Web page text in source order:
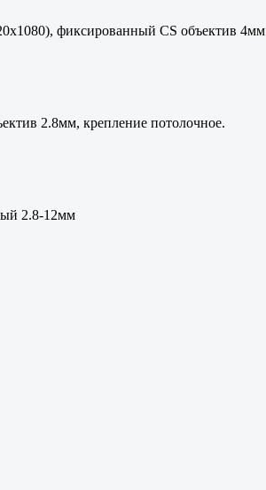
фиксированный CS объектив 4мм
2.8мм, крепление потолочное.
2.8-12мм